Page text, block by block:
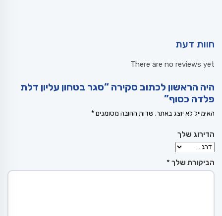
חוות דעת
There are no reviews yet
היה הראשון לכתוב סקירה “סגר בטחון עליון דלת
פלדה כסוף”
האימייל לא יוצג באתר. שדות החובה מסומנים*
הדירוג שלך
הביקורת שלך *